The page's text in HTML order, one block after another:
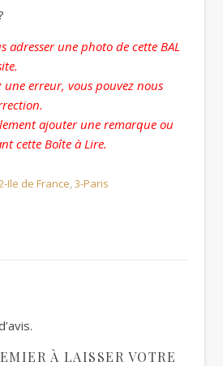
adresser une photo de cette BAL
une erreur, vous pouvez nous
ajouter une remarque ou
cette Boîte à Lire.
Ile de France,3-Paris
À LAISSER VOTRE